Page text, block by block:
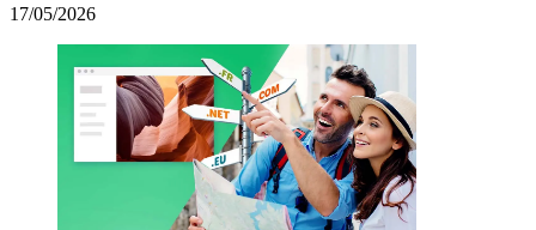
17/05/2026